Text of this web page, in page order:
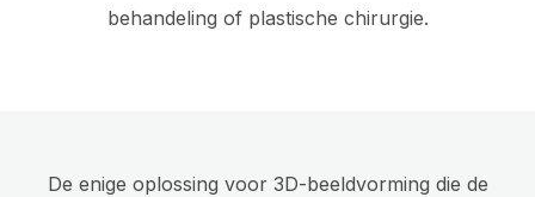
behandeling of plastische chirurgie.
De enige oplossing voor 3D-beeldvorming die de